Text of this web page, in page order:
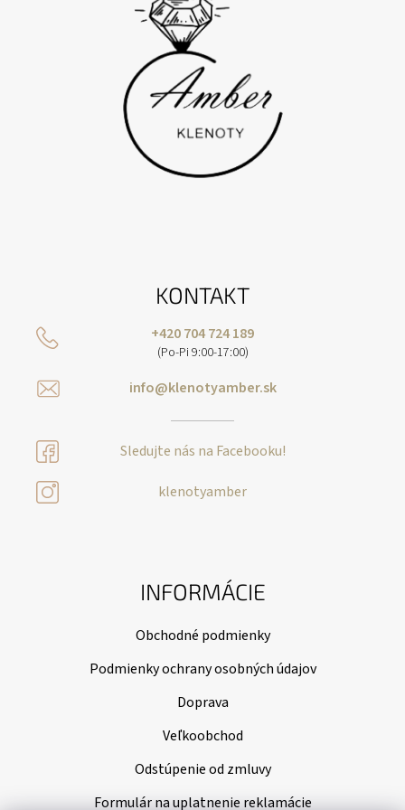
KONTAKT
+420 704 724 189
(Po-Pi 9:00-17:00)
info@klenotyamber.sk
Sledujte nás na Facebooku!
klenotyamber
INFORMÁCIE
Obchodné podmienky
Podmienky ochrany osobných údajov
Doprava
Veľkoobchod
Odstúpenie od zmluvy
Formulár na uplatnenie reklamácie